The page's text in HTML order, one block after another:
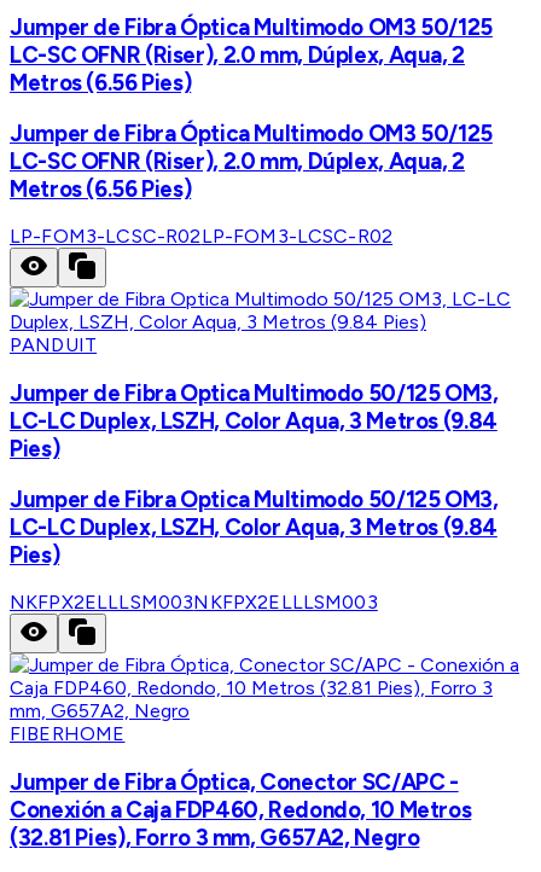
Jumper de Fibra Óptica Multimodo OM3 50/125
LC-SC OFNR (Riser), 2.0 mm, Dúplex, Aqua, 2
Metros (6.56 Pies)
Jumper de Fibra Óptica Multimodo OM3 50/125
LC-SC OFNR (Riser), 2.0 mm, Dúplex, Aqua, 2
Metros (6.56 Pies)
LP-FOM3-LCSC-R02LP-FOM3-LCSC-R02
PANDUIT
Jumper de Fibra Optica Multimodo 50/125 OM3,
LC-LC Duplex, LSZH, Color Aqua, 3 Metros (9.84
Pies)
Jumper de Fibra Optica Multimodo 50/125 OM3,
LC-LC Duplex, LSZH, Color Aqua, 3 Metros (9.84
Pies)
NKFPX2ELLLSM003NKFPX2ELLLSM003
FIBERHOME
Jumper de Fibra Óptica, Conector SC/APC -
Conexión a Caja FDP460, Redondo, 10 Metros
(32.81 Pies), Forro 3 mm, G657A2, Negro